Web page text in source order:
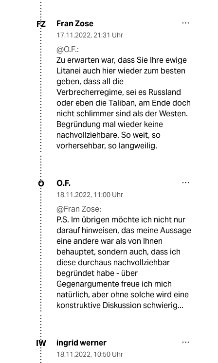
FZ Fran Zose
17.11.2022, 21:31 Uhr
@O.F.:
Zu erwarten war, dass Sie Ihre ewige
Litanei auch hier wieder zum besten
geben, dass all die
Verbrecherregime, sei es Russland
oder eben die Taliban, am Ende doch
nicht schlimmer sind als der Westen.
Begründung mal wieder keine
nachvollziehbare. So weit, so
vorhersehbar, so langweilig.
O O.F.
18.11.2022, 11:00 Uhr
@Fran Zose:
P.S. Im übrigen möchte ich nicht nur
darauf hinweisen, das meine Aussage
eine andere war als von Ihnen
behauptet, sondern auch, dass ich
diese durchaus nachvollziehbar
begründet habe - über
Gegenargumente freue ich mich
natürlich, aber ohne solche wird eine
konstruktive Diskussion schwierig...
IW ingrid werner
18.11.2022, 10:50 Uhr